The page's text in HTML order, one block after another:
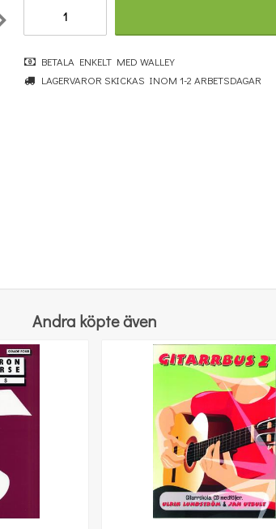
Hits Playalong For Alto Saxophone - Blue Book
BETALA ENKELT MED WALLEY
LAGERVAROR SKICKAS INOM 1-2 ARBETSDAGAR
Andra köpte även